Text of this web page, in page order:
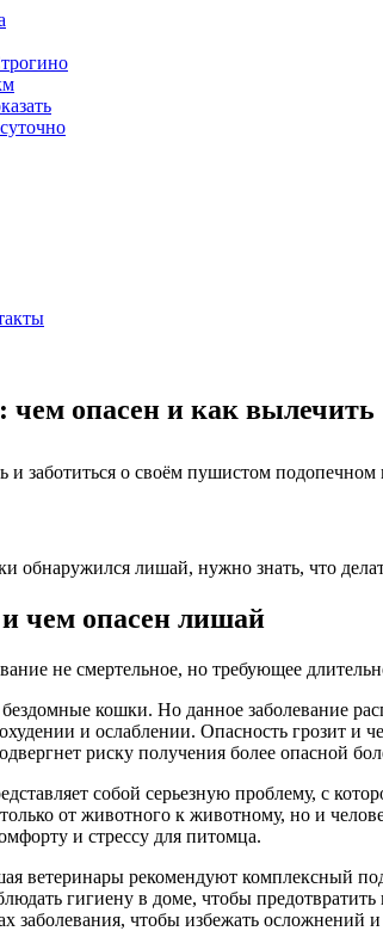
опасен и как вылечить
и заботиться о своём пушистом подопечном
обнаружился лишай, нужно знать, что
и чем опасен лишай
не смертельное, но требующее
кошки. Но данное заболевание
и ослаблении. Опасность грозит и
риску получения более опасной
собой серьезную проблему, с
только от животного к животному, но и
и стрессу для питомца.
ветеринары рекомендуют комплексный
гигиену в доме, чтобы
заболевания, чтобы избежать осложнений